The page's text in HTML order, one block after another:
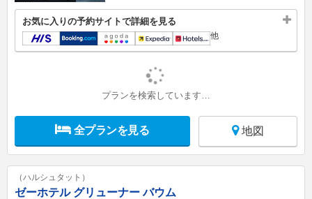
お気に入りの予約サイトで詳細を見る
他
プランを検索しています…
全プランを見る 地図
（ハルシュタット）
ゼーホテル グリューナー バウム